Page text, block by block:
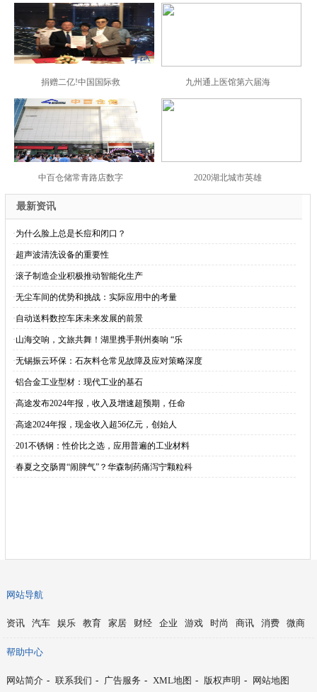
捐赠二亿!中国国际救 九州通上医馆第六届海
中百仓储常青路店数字 2020湖北城市英雄
最新资讯
·为什么脸上总是长痘和闭口？
·​超声波清洗设备的重要性
·滚子制造企业积极推动智能化生产
·无尘车间的优势和挑战：实际应用中的考量
·自动送料数控车床未来发展的前景
·山海交响，文旅共舞！湖里携手荆州奏响 “乐
·无锡振云环保：石灰料仓常见故障及应对策略深度
·铝合金工业型材：现代工业的基石
·高途发布2024年报，收入及增速超预期，任命
·高途2024年报，现金收入超56亿元，创始人
·201不锈钢：性价比之选，应用普遍的工业材料
·春夏之交肠胃“闹脾气”？华森制药痛泻宁颗粒科
网站导航
资讯 汽车 娱乐 教育 家居 财经 企业 游戏 时尚 商讯 消费 微商
帮助中心
网站简介 - 联系我们 - 广告服务 - XML地图 - 版权声明 - 网站地图